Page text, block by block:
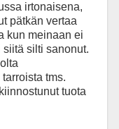
irtonaisena,
pätkän vertaa
kun meinaan ei
silti sanonut.
tms.
tuota